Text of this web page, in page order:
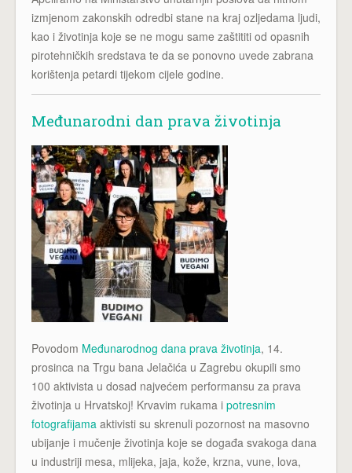
izmjenom zakonskih odredbi stane na kraj ozljedama ljudi,
kao i životinja koje se ne mogu same zaštititi od opasnih
pirotehničkih sredstava te da se ponovno uvede zabrana
korištenja petardi tijekom cijele godine.
Međunarodni dan prava životinja
Povodom Međunarodnog dana prava životinja, 14.
prosinca na Trgu bana Jelačića u Zagrebu okupili smo
100 aktivista u dosad najvećem performansu za prava
životinja u Hrvatskoj! Krvavim rukama i potresnim
fotografijama aktivisti su skrenuli pozornost na masovno
ubijanje i mučenje životinja koje se događa svakoga dana
u industriji mesa, mlijeka, jaja, kože, krzna, vune, lova,